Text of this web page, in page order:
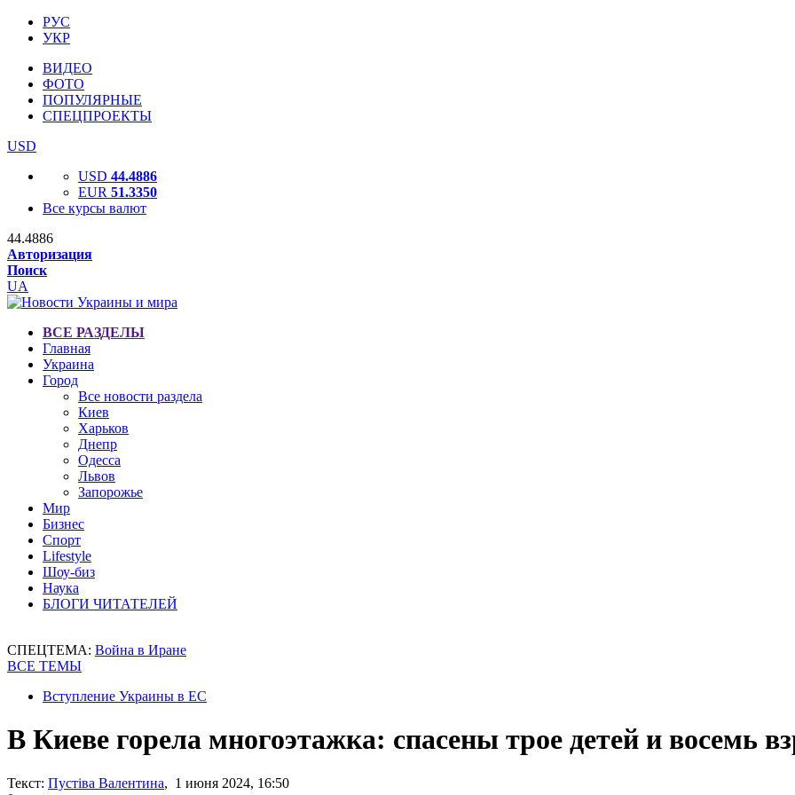
РУС
УКР
ВИДЕО
ФОТО
ПОПУЛЯРНЫЕ
СПЕЦПРОЕКТЫ
USD
USD 44.4886
EUR 51.3350
Все курсы валют
44.4886
Авторизация
Поиск
UA
ВСЕ РАЗДЕЛЫ
Главная
Украина
Город
Все новости раздела
Киев
Харьков
Днепр
Одесса
Львов
Запорожье
Мир
Бизнес
Спорт
Lifestyle
Шоу-биз
Наука
БЛОГИ ЧИТАТЕЛЕЙ
СПЕЦТЕМА: Война в Иране
ВСЕ ТЕМЫ
Вступление Украины в ЕС
В Киеве горела многоэтажка: спасены трое детей и восемь
Текст: Пустіва Валентина, 1 июня 2024, 16:50